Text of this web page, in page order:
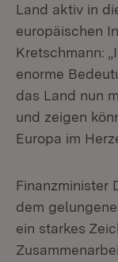
Land aktiv in
europäischen
Kretschmann:
enorme
das Land nun
und zeigen
Europa im
Finanzminister
dem
ein starkes